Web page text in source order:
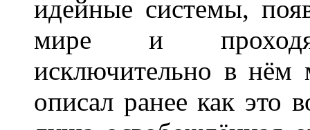
идейные системы,
мире и
исключительно в
описал ранее как это